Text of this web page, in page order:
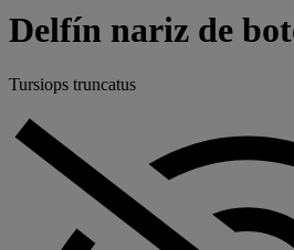
Delfín nariz de
Tursiops truncatus